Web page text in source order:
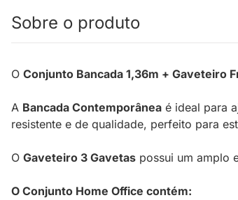
Sobre o produto
O Conjunto Bancada 1,36m + Gaveteiro
A Bancada Contemporânea é ideal para
resistente e de qualidade, perfeito para
O Gaveteiro 3 Gavetas possui um amplo
O Conjunto Home Office contém: